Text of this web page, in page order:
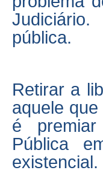
pública.
Retirar a
aquele
é
Pública
existencial.